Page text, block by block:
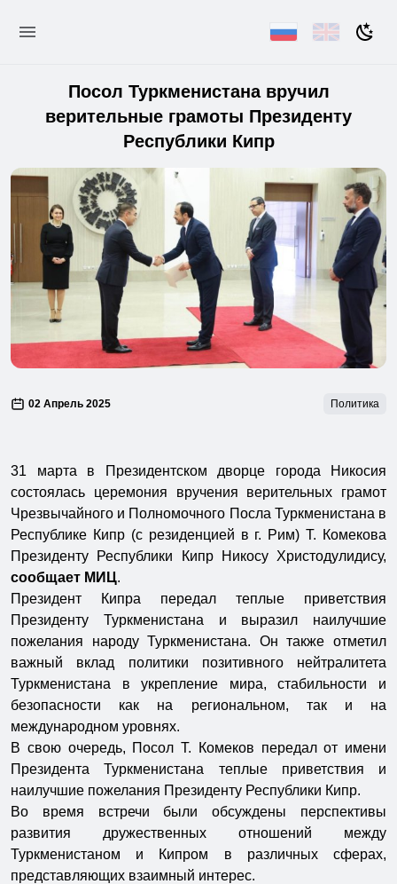
Посол Туркменистана вручил
верительные грамоты Президенту
Республики Кипр
02 Апрель 2025 Политика
31 марта в Президентском дворце города Никосия
состоялась церемония вручения верительных грамот
Чрезвычайного и Полномочного Посла Туркменистана в
Республике Кипр (с резиденцией в г. Рим) Т. Комекова
Президенту Республики Кипр Никосу Христодулидису,
сообщает МИЦ.
Президент Кипра передал теплые приветствия
Президенту Туркменистана и выразил наилучшие
пожелания народу Туркменистана. Он также отметил
важный вклад политики позитивного нейтралитета
Туркменистана в укрепление мира, стабильности и
безопасности как на региональном, так и на
международном уровнях.
В свою очередь, Посол Т. Комеков передал от имени
Президента Туркменистана теплые приветствия и
наилучшие пожелания Президенту Республики Кипр.
Во время встречи были обсуждены перспективы
развития дружественных отношений между
Туркменистаном и Кипром в различных сферах,
представляющих взаимный интерес.